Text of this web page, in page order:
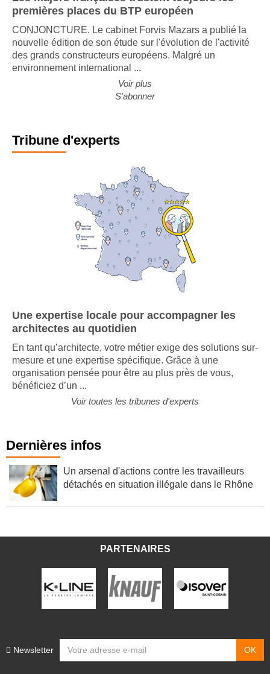
Les majors françaises trustent toujours les
premières places du BTP européen
CONJONCTURE. Le cabinet Forvis Mazars a publié la
nouvelle édition de son étude sur l'évolution de l'activité
des grands constructeurs européens. Malgré un
Voir plus
Tribune d'experts
Une expertise locale pour accompagner les
architectes au quotidien
En tant qu’architecte, votre métier exige des solutions sur-
mesure et une expertise spécifique. Grâce à une
organisation pensée pour être au plus près de vous,
Dernières infos
Un arsenal d'actions contre les travailleurs